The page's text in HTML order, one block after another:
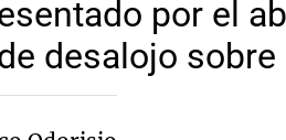
por el
desalojo